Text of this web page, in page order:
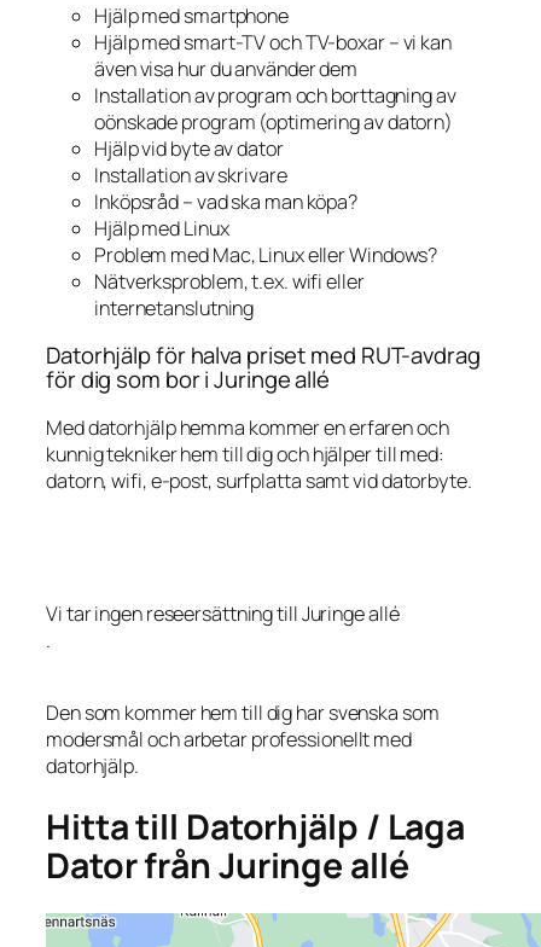
Hjälp med smartphone
Hjälp med smart-TV och TV-boxar – vi kan
även visa hur du använder dem
Installation av program och borttagning av
oönskade program (optimering av datorn)
Hjälp vid byte av dator
Installation av skrivare
Inköpsråd – vad ska man köpa?
Hjälp med Linux
Problem med Mac, Linux eller Windows?
Nätverksproblem, t.ex. wifi eller
internetanslutning
Datorhjälp för halva priset med RUT-avdrag
för dig som bor i Juringe allé
Med datorhjälp hemma kommer en erfaren och
kunnig tekniker hem till dig och hjälper till med:
datorn, wifi, e-post, surfplatta samt vid datorbyte.
Vi tar ingen reseersättning till Juringe allé
.
Den som kommer hem till dig har svenska som
modersmål och arbetar professionellt med
datorhjälp.
Hitta till Datorhjälp / Laga
Dator från Juringe allé